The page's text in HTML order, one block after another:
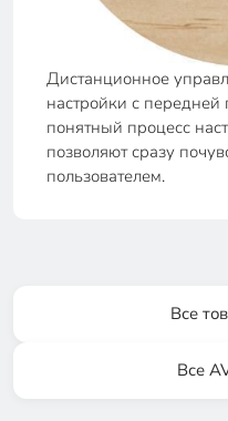
Дистанционное
настройки с
понятный процесс
позволяют сразу
пользователем.
Все
Все